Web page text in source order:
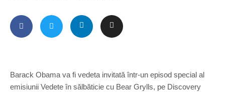
Barack Obama va fi vedeta invitată într-un episod special al
emisiunii Vedete în sălbăticie cu Bear Grylls, pe Discovery